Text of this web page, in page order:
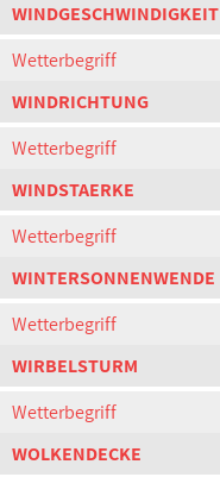
WINDGESCHWINDIGKEIT
Wetterbegriff
WINDRICHTUNG
Wetterbegriff
WINDSTAERKE
Wetterbegriff
WINTERSONNENWENDE
Wetterbegriff
WIRBELSTURM
Wetterbegriff
WOLKENDECKE